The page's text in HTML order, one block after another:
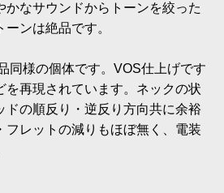
かなサウンドからトーンを絞った
ンは絶品です。
同様の個体です。VOS仕上げです
を再現されています。ネックの状
ドの順反り・逆反り方向共に余裕
フレットの減りもほぼ無く、電装